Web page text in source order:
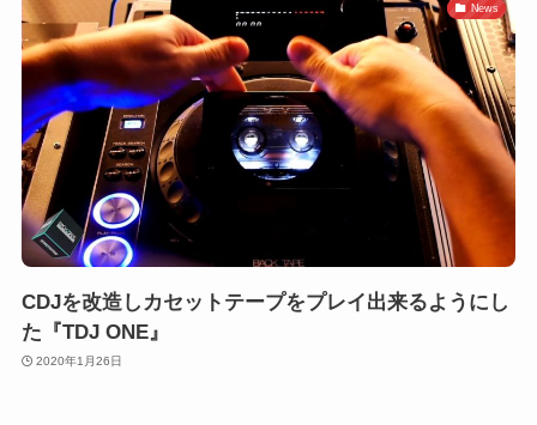
News
CDJを改造しカセットテープをプレイ出来るようにし
た『TDJ ONE』
2020年1月26日